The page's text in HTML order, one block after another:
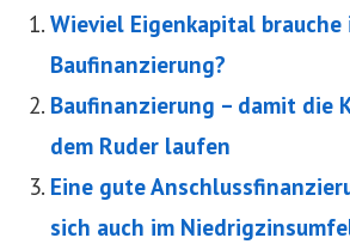
Wieviel Eigenkapital
Baufinanzierung?
Baufinanzierung – damit die
dem Ruder laufen
Eine gute
sich auch im